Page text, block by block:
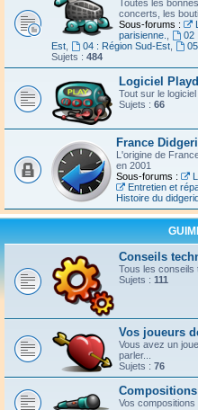
Toutes les
concerts, les
Sous-forums :
parisienne.
02
Est
04 : Région Sud-Est,
Sujets : 484
Logiciel
Tout sur le logiciel
Sujets : 66
France
L'origine de
en 2001
Sous-forums :
Entretien et
Histoire du
Conseils
Tous les conseils
Sujets : 111
Vos joueurs
Vous avez un
parler...
Sujets : 76
Vos